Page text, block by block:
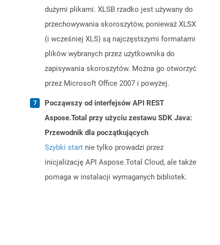
dużymi plikami. XLSB rzadko jest używany do
przechowywania skoroszytów, ponieważ XLSX
(i wcześniej XLS) są najczęstszymi formatami
plików wybranych przez użytkownika do
zapisywania skoroszytów. Można go otworzyć
przez Microsoft Office 2007 i powyżej.
Począwszy od interfejsów API REST
Aspose.Total przy użyciu zestawu SDK Java:
Przewodnik dla początkujących
Szybki start nie tylko prowadzi przez
inicjalizację API Aspose.Total Cloud, ale także
pomaga w instalacji wymaganych bibliotek.